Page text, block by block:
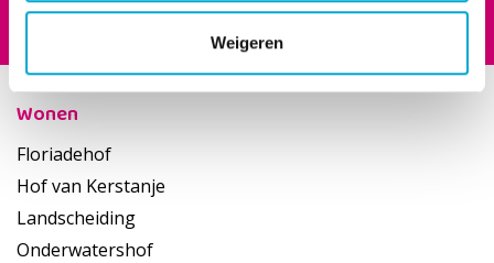
Weigeren
Footer
Wonen
Floriadehof
Hof van Kerstanje
Landscheiding
Onderwatershof